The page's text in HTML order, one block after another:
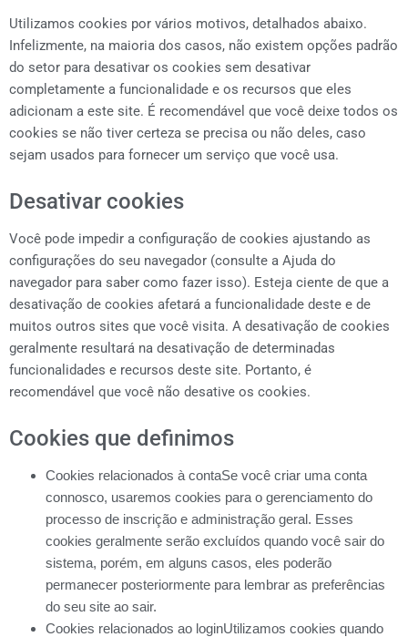
Utilizamos cookies por vários motivos, detalhados abaixo.
Infelizmente, na maioria dos casos, não existem opções padrão
do setor para desativar os cookies sem desativar
completamente a funcionalidade e os recursos que eles
adicionam a este site. É recomendável que você deixe todos os
cookies se não tiver certeza se precisa ou não deles, caso
sejam usados ​​para fornecer um serviço que você usa.
Desativar cookies
Você pode impedir a configuração de cookies ajustando as
configurações do seu navegador (consulte a Ajuda do
navegador para saber como fazer isso). Esteja ciente de que a
desativação de cookies afetará a funcionalidade deste e de
muitos outros sites que você visita. A desativação de cookies
geralmente resultará na desativação de determinadas
funcionalidades e recursos deste site. Portanto, é
recomendável que você não desative os cookies.
Cookies que definimos
Cookies relacionados à contaSe você criar uma conta
connosco, usaremos cookies para o gerenciamento do
processo de inscrição e administração geral. Esses
cookies geralmente serão excluídos quando você sair do
sistema, porém, em alguns casos, eles poderão
permanecer posteriormente para lembrar as preferências
do seu site ao sair.
Cookies relacionados ao loginUtilizamos cookies quando